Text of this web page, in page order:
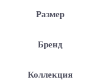
Размер
Бренд
Коллекция